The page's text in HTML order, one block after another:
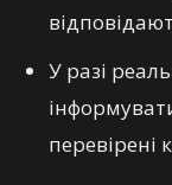
У разі
перевірені